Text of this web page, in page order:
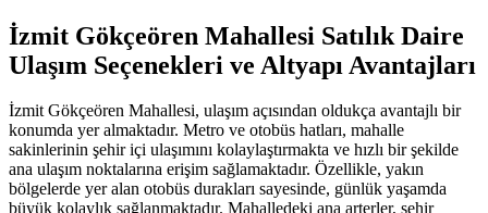
İzmit Gökçeören Mahallesi Satılık Daire
Ulaşım Seçenekleri ve Altyapı Avantajları
İzmit Gökçeören Mahallesi, ulaşım açısından oldukça avantajlı bir
konumda yer almaktadır. Metro ve otobüs hatları, mahalle
sakinlerinin şehir içi ulaşımını kolaylaştırmakta ve hızlı bir şekilde
ana ulaşım noktalarına erişim sağlamaktadır. Özellikle, yakın
bölgelerde yer alan otobüs durakları sayesinde, günlük yaşamda
büyük kolaylık sağlanmaktadır. Mahalledeki ana arterler, şehir